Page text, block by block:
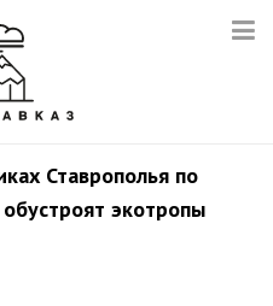
Ставрополья по
экотропы